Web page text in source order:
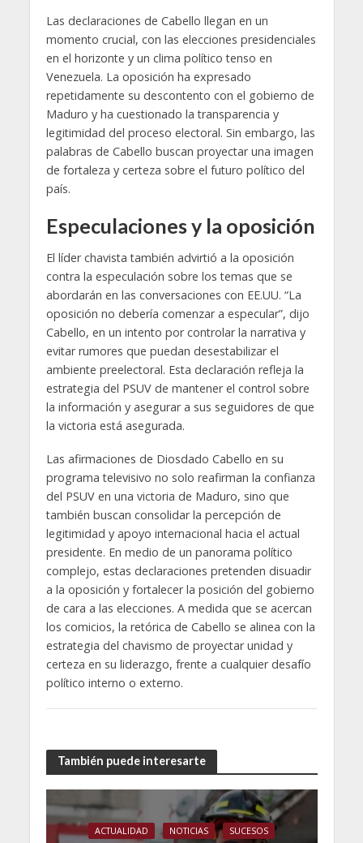
Las declaraciones de Cabello llegan en un
momento crucial, con las elecciones presidenciales
en el horizonte y un clima político tenso en
Venezuela. La oposición ha expresado
repetidamente su descontento con el gobierno de
Maduro y ha cuestionado la transparencia y
legitimidad del proceso electoral. Sin embargo, las
palabras de Cabello buscan proyectar una imagen
de fortaleza y certeza sobre el futuro político del
país.
Especulaciones y la oposición
El líder chavista también advirtió a la oposición
contra la especulación sobre los temas que se
abordarán en las conversaciones con EE.UU. “La
oposición no debería comenzar a especular”, dijo
Cabello, en un intento por controlar la narrativa y
evitar rumores que puedan desestabilizar el
ambiente preelectoral. Esta declaración refleja la
estrategia del PSUV de mantener el control sobre
la información y asegurar a sus seguidores de que
la victoria está asegurada.
Las afirmaciones de Diosdado Cabello en su
programa televisivo no solo reafirman la confianza
del PSUV en una victoria de Maduro, sino que
también buscan consolidar la percepción de
legitimidad y apoyo internacional hacia el actual
presidente. En medio de un panorama político
complejo, estas declaraciones pretenden disuadir
a la oposición y fortalecer la posición del gobierno
de cara a las elecciones. A medida que se acercan
los comicios, la retórica de Cabello se alinea con la
estrategia del chavismo de proyectar unidad y
certeza en su liderazgo, frente a cualquier desafío
político interno o externo.
También puede interesarte
ACTUALIDAD NOTICIAS SUCESOS